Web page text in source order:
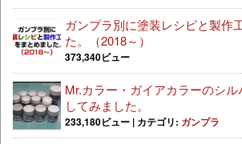
ガンプラ別に塗装レシピと製作
た。（2018～）
373,340ビュー
Mr.カラー・ガイアカラーのシ
してみました。
233,180ビュー | カテゴリ: ガンプラ